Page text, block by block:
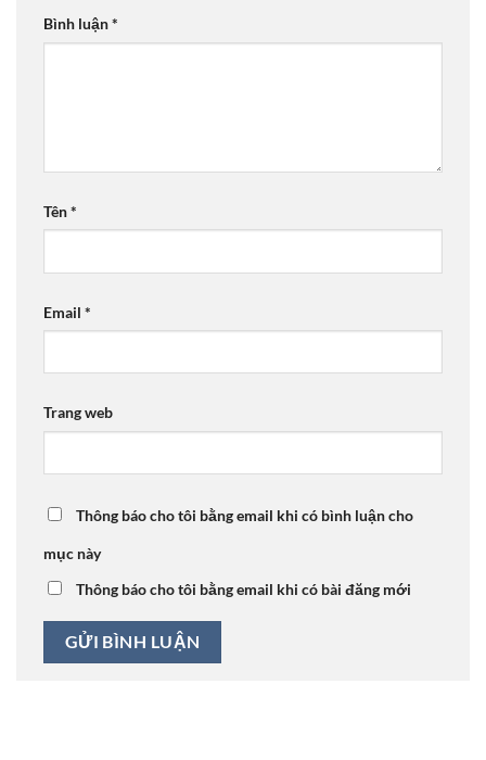
Bình luận*
Tên*
Email *
Trang web
Thông báo cho tôi bằng email khi có bình luận cho
mục này
Thông báo cho tôi bằng email khi có bài đăng mới